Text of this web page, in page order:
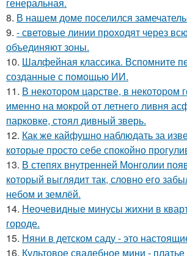
генеральная.
8. В нашем доме поселился
9. - световые линии проходят через
объединяют зоны.
10. Шалфейная классика. Вспомните
созданные с помощью ИИ.
11. В некотором царстве, в некотором
именно на мокрой от летнего ливня
парковке, стоял дивный зверь.
12. Как же кайфушно наблюдать за
которые просто себе спокойно
13. В степях внутренней Монголии
который выглядит так, словно его
небом и землёй.
14. Неочевидные минусы жихни в
городе.
15. Няни в детском саду - это
16. Культовое свадебное мини -